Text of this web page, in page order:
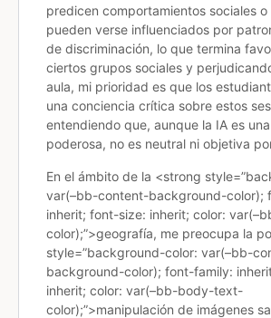
predicen comportamientos sociales
pueden verse influenciados por
de discriminación, lo que termina
ciertos grupos sociales y
aula, mi prioridad es que los
una conciencia crítica sobre estos
entendiendo que, aunque la IA es
poderosa, no es neutral ni objetiva
En el ámbito de la <strong
var(–bb-content-background-color);
inherit; font-size: inherit; color:
color);”>geografía, me preocupa la
style=”background-color: var(–bb-
background-color); font-family:
inherit; color: var(–bb-body-text-
color);”>manipulación de imágenes